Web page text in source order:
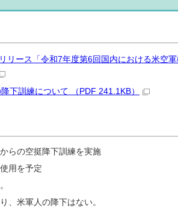
リース「令和7年度第6回国内における米空
下訓練について （PDF 241.1KB）
らの空挺降下訓練を実施
用を予定
、米軍人の降下はない。